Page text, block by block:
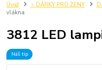
Úvod ♀️ DÁRKY PRO ŽENY
vlákna
3812 LED
Náš tip